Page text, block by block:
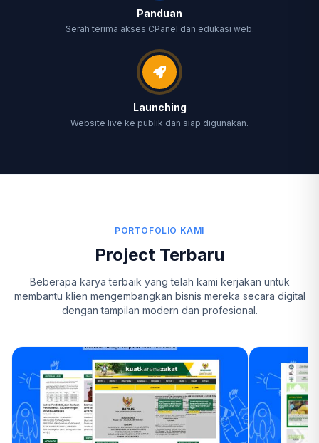
Panduan
Serah terima akses CPanel dan edukasi web.
Launching
Website live ke publik dan siap digunakan.
PORTOFOLIO KAMI
Project Terbaru
Beberapa karya terbaik yang telah kami kerjakan untuk
membantu klien mengembangkan bisnis mereka secara digital
dengan tampilan modern dan profesional.